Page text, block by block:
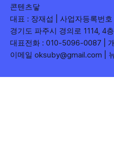
콘텐츠닿
대표 : 장재섭 | 사업자등록번
경기도 파주시 경의로 1114, 4
대표전화 : 010-5096-0087 |
이메일 oksuby@gmail.com |